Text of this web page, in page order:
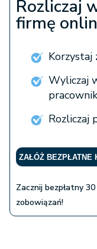
Rozliczaj
firmę
Wyliczaj
Rozliczaj
ZAŁÓŻ BEZPŁATNE
Zacznij bezpłatny
zobowiązań!